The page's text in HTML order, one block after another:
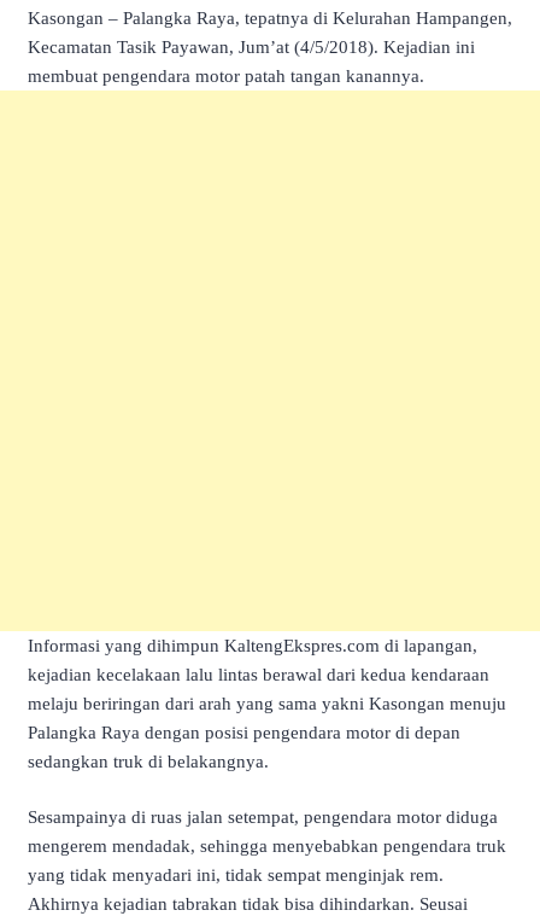
Kasongan – Palangka Raya, tepatnya di Kelurahan Hampangen,
Kecamatan Tasik Payawan, Jum’at (4/5/2018). Kejadian ini
membuat pengendara motor patah tangan kanannya.
Informasi yang dihimpun KaltengEkspres.com di lapangan,
kejadian kecelakaan lalu lintas berawal dari kedua kendaraan
melaju beriringan dari arah yang sama yakni Kasongan menuju
Palangka Raya dengan posisi pengendara motor di depan
sedangkan truk di belakangnya.
Sesampainya di ruas jalan setempat, pengendara motor diduga
mengerem mendadak, sehingga menyebabkan pengendara truk
yang tidak menyadari ini, tidak sempat menginjak rem.
Akhirnya kejadian tabrakan tidak bisa dihindarkan. Seusai